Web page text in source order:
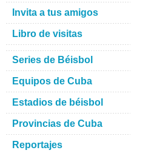
Invita a tus amigos
Libro de visitas
Series de Béisbol
Equipos de Cuba
Estadios de béisbol
Provincias de Cuba
Reportajes